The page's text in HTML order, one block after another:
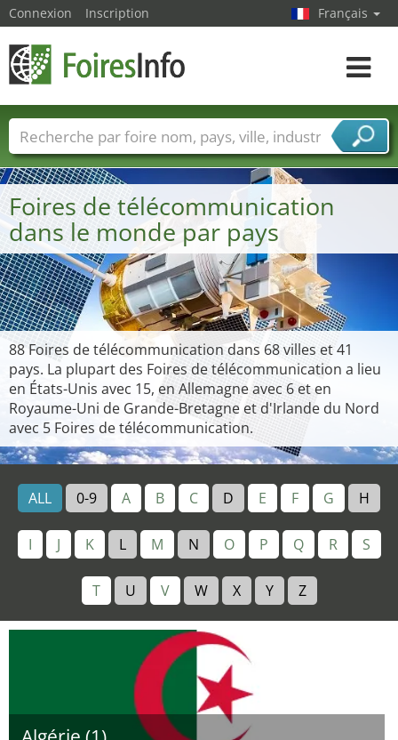
Foires de télécommunication
dans le monde par pays
88 Foires de télécommunication dans 68 villes et 41
pays. La plupart des Foires de télécommunication a lieu
en États-Unis avec 15, en Allemagne avec 6 et en
Royaume-Uni de Grande-Bretagne et d'Irlande du Nord
avec 5 Foires de télécommunication.
ALL 0-9 A B C D E F G H
I J K L M N O P Q R S
T U V W X Y Z
Connexion Inscription Français
Toggle
Foire noms Pays Villes
Secteurs de foire
Secteurs du fournisseur de services